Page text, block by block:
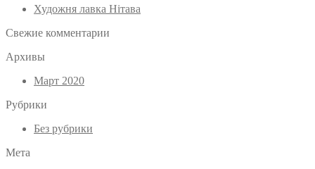
Художня лавка Нітава
Свежие комментарии
Архивы
Март 2020
Рубрики
Без рубрики
Мета